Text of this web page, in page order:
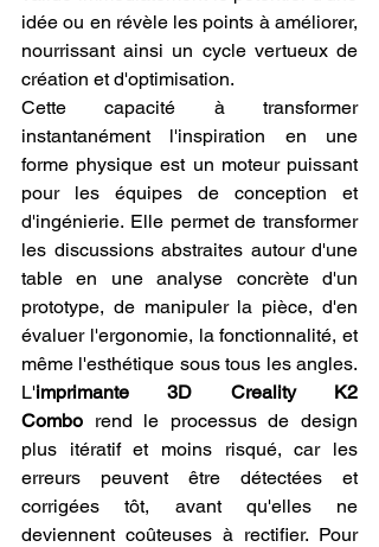
idée ou en révèle les points à améliorer,
nourrissant ainsi un cycle vertueux de
création et d'optimisation.
Cette capacité à transformer
instantanément l'inspiration en une
forme physique est un moteur puissant
pour les équipes de conception et
d'ingénierie. Elle permet de transformer
les discussions abstraites autour d'une
table en une analyse concrète d'un
prototype, de manipuler la pièce, d'en
évaluer l'ergonomie, la fonctionnalité, et
même l'esthétique sous tous les angles.
L'imprimante 3D Creality K2
Combo rend le processus de design
plus itératif et moins risqué, car les
erreurs peuvent être détectées et
corrigées tôt, avant qu'elles ne
deviennent coûteuses à rectifier. Pour